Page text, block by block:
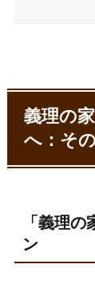
義理の
へ：そ
「義理
ン